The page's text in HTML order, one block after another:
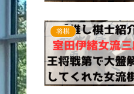
将棋